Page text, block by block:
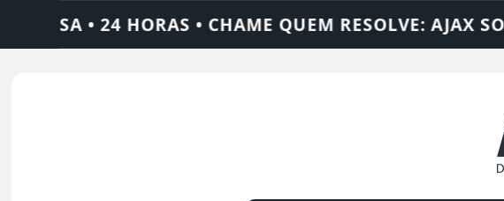
24 HORAS • CHAME QUEM RESOLVE: AJAX SOLUÇÕES